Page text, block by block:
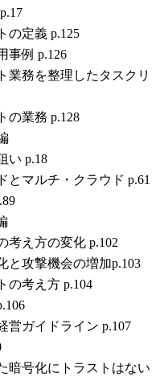
の定義 p.125
事例 p.126
業務を整理したタスクリ
の業務 p.128
い p.18
とマルチ・クラウド p.61
考え方の変化 p.102
と攻撃機会の増加p.103
の考え方 p.104
営ガイドライン p.107
暗号化にトラストはない